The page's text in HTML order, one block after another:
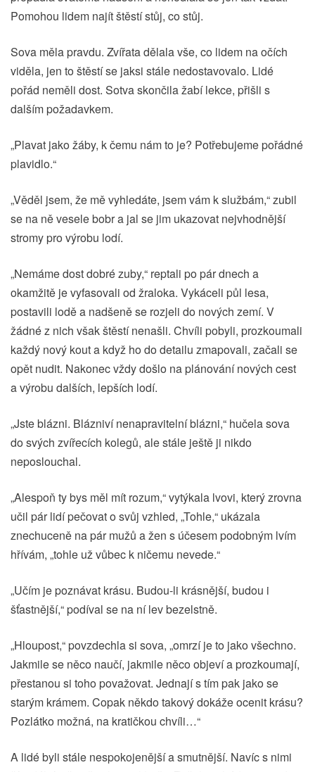
Pomohou lidem najít štěstí stůj, co stůj.
Sova měla pravdu. Zvířata dělala vše, co lidem na očích
viděla, jen to štěstí se jaksi stále nedostavovalo. Lidé
pořád neměli dost. Sotva skončila žabí lekce, přišli s
dalším požadavkem.
„Plavat jako žáby, k čemu nám to je? Potřebujeme pořádné
plavidlo.“
„Věděl jsem, že mě vyhledáte, jsem vám k službám,“ zubil
se na ně vesele bobr a jal se jim ukazovat nejvhodnější
stromy pro výrobu lodí.
„Nemáme dost dobré zuby,“ reptali po pár dnech a
okamžitě je vyfasovali od žraloka. Vykáceli půl lesa,
postavili lodě a nadšeně se rozjeli do nových zemí. V
žádné z nich však štěstí nenašli. Chvíli pobyli, prozkoumali
každý nový kout a když ho do detailu zmapovali, začali se
opět nudit. Nakonec vždy došlo na plánování nových cest
a výrobu dalších, lepších lodí.
„Jste blázni. Blázniví nenapravitelní blázni,“ hučela sova
do svých zvířecích kolegů, ale stále ještě ji nikdo
neposlouchal.
„Alespoň ty bys měl mít rozum,“ vytýkala lvovi, který zrovna
učil pár lidí pečovat o svůj vzhled, „Tohle,“ ukázala
znechuceně na pár mužů a žen s účesem podobným lvím
hřívám, „tohle už vůbec k ničemu nevede.“
„Učím je poznávat krásu. Budou-li krásnější, budou i
šťastnější,“ podíval se na ní lev bezelstně.
„Hloupost,“ povzdechla si sova, „omrzí je to jako všechno.
Jakmile se něco naučí, jakmile něco objeví a prozkoumají,
přestanou si toho považovat. Jednají s tím pak jako se
starým krámem. Copak někdo takový dokáže ocenit krásu?
Pozlátko možná, na kratičkou chvíli…“
A lidé byli stále nespokojenější a smutnější. Navíc s nimi